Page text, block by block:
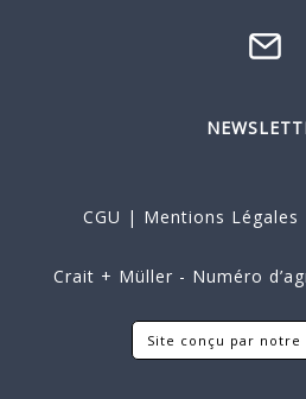
CGU | Mentions Légales
Crait + Müller - Numéro
Site conçu par notre